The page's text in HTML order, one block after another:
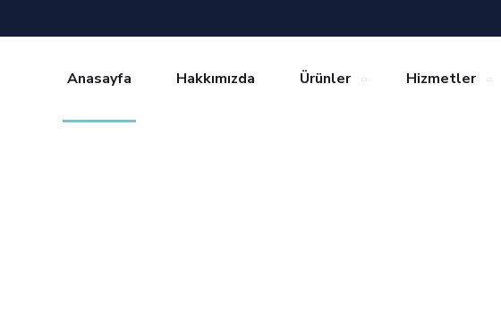
Anasayfa Hakkımızda Ürünler Hizmetler